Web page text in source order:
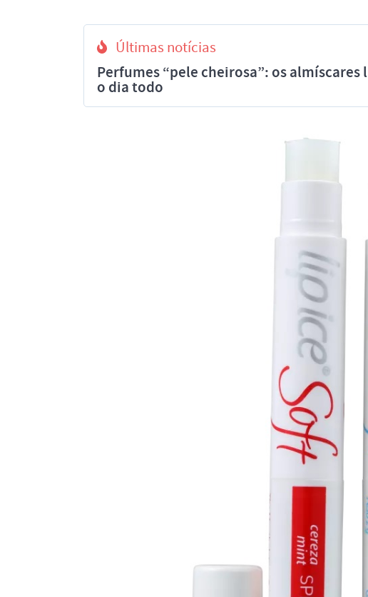
Últimas notícias
Perfumes “pele cheirosa”: os
o dia todo